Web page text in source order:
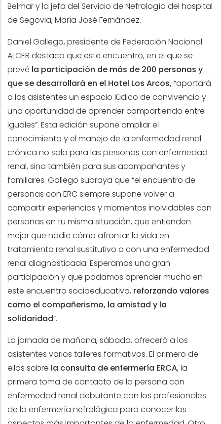
Belmar y la jefa del Servicio de Nefrología del hospital
de Segovia, María José Fernández.
Daniel Gallego, presidente de Federación Nacional
ALCER destaca que este encuentro, en el que se
prevé la participación de más de 200 personas y
que se desarrollará en el Hotel Los Arcos, “aportará
a los asistentes un espacio lúdico de convivencia y
una oportunidad de aprender compartiendo entre
iguales”. Esta edición supone ampliar el
conocimiento y el manejo de la enfermedad renal
crónica no solo para las personas con enfermedad
renal, sino también para sus acompañantes y
familiares. Gallego subraya que “el encuentro de
personas con ERC siempre supone volver a
compartir experiencias y momentos inolvidables con
personas en tu misma situación, que entienden
mejor que nadie cómo afrontar la vida en
tratamiento renal sustitutivo o con una enfermedad
renal diagnosticada. Esperamos una gran
participación y que podamos aprender mucho en
este encuentro socioeducativo, reforzando valores
como el compañerismo, la amistad y la
solidaridad”.
La jornada de mañana, sábado, ofrecerá a los
asistentes varios talleres formativos. El primero de
ellos sobre la consulta de enfermería ERCA, la
primera toma de contacto de la persona con
enfermedad renal debutante con los profesionales
de la enfermería nefrológica para conocer los